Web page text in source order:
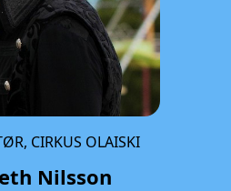
CIRKUS OLAISKI
Nilsson